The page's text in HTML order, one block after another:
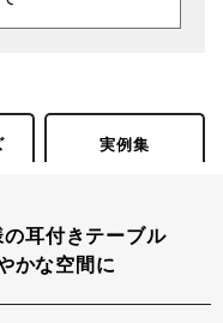
実例集
耳付きテーブル
かな空間に